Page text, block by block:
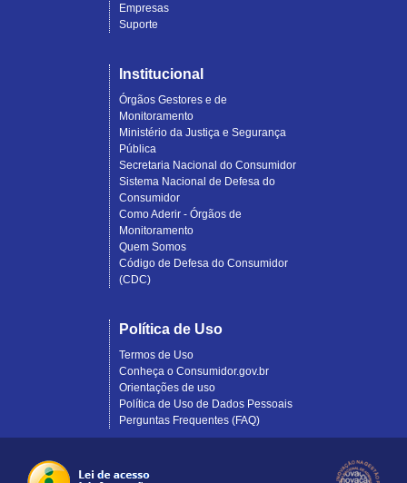
Empresas
Suporte
Institucional
Órgãos Gestores e de
Monitoramento
Ministério da Justiça e Segurança
Pública
Secretaria Nacional do Consumidor
Sistema Nacional de Defesa do
Consumidor
Como Aderir - Órgãos de
Monitoramento
Quem Somos
Código de Defesa do Consumidor
(CDC)
Política de Uso
Termos de Uso
Conheça o Consumidor.gov.br
Orientações de uso
Política de Uso de Dados Pessoais
Perguntas Frequentes (FAQ)